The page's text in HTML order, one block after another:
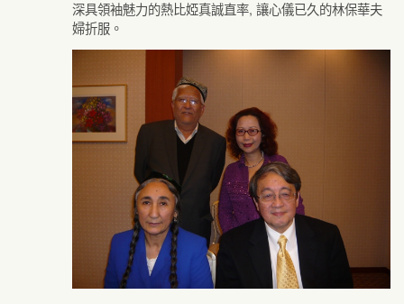
深具領袖魅力的熱比婭真誠直率, 讓心儀已久的林保華夫
婦折服。